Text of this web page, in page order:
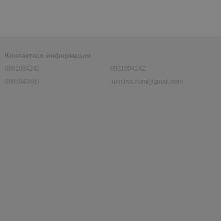
Контактная информация
0981004242
0985843685
0981004242
lunnitsa.com@gmail.com